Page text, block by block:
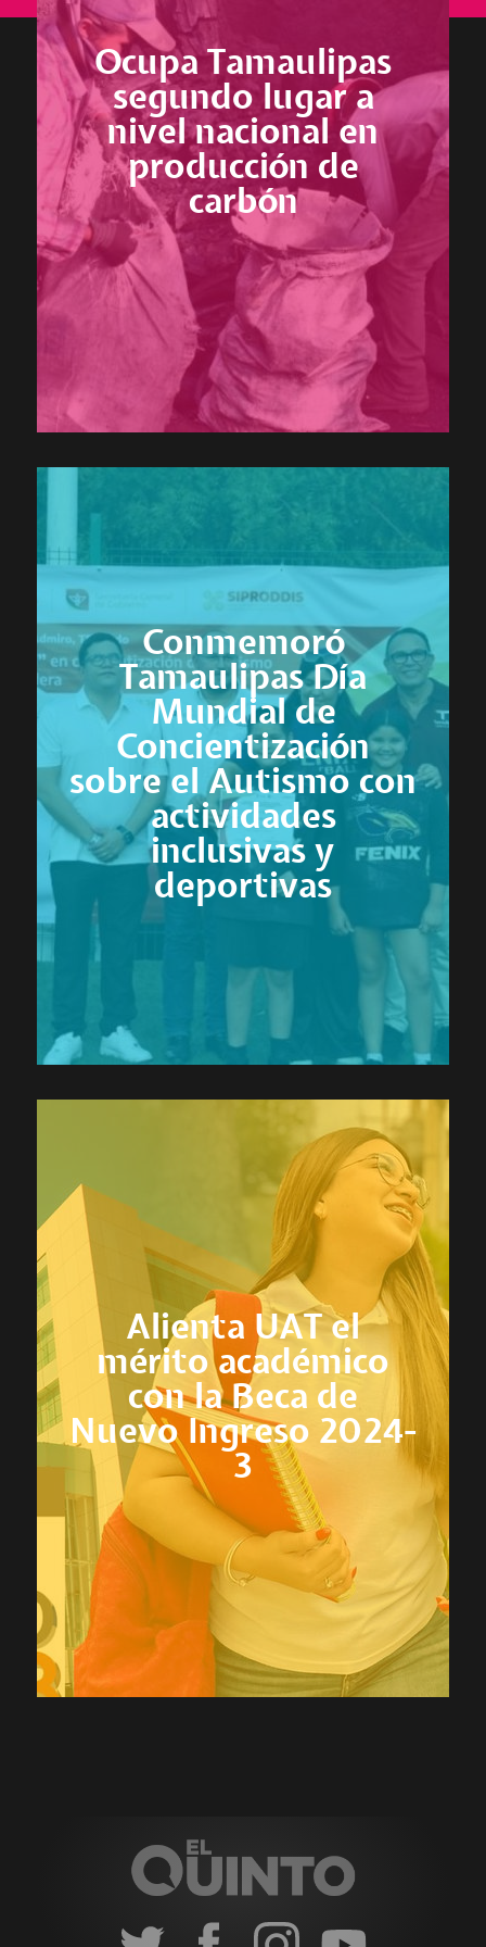
Ocupa Tamaulipas
segundo lugar a
nivel nacional en
producción de
carbón
Conmemoró
Tamaulipas Día
Mundial de
Concientización
sobre el Autismo con
actividades
inclusivas y
deportivas
Alienta UAT el
mérito académico
con la Beca de
Nuevo Ingreso 2024-
3